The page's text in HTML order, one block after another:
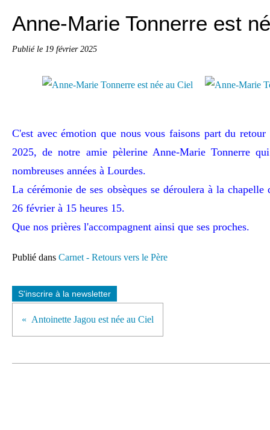
Anne-Marie Tonnerre est
Publié le 19 février 2025
C'est avec émotion que nous vous faisons part du
2025, de notre amie pèlerine Anne-Marie Tonnerre
nombreuses années à Lourdes.
La cérémonie de ses obsèques se déroulera à la
26 février à 15 heures 15.
Que nos prières l'accompagnent ainsi que ses proches.
Publié dans Carnet - Retours vers le Père
S'inscrire à la newsletter
Antoinette Jagou est née au Ciel